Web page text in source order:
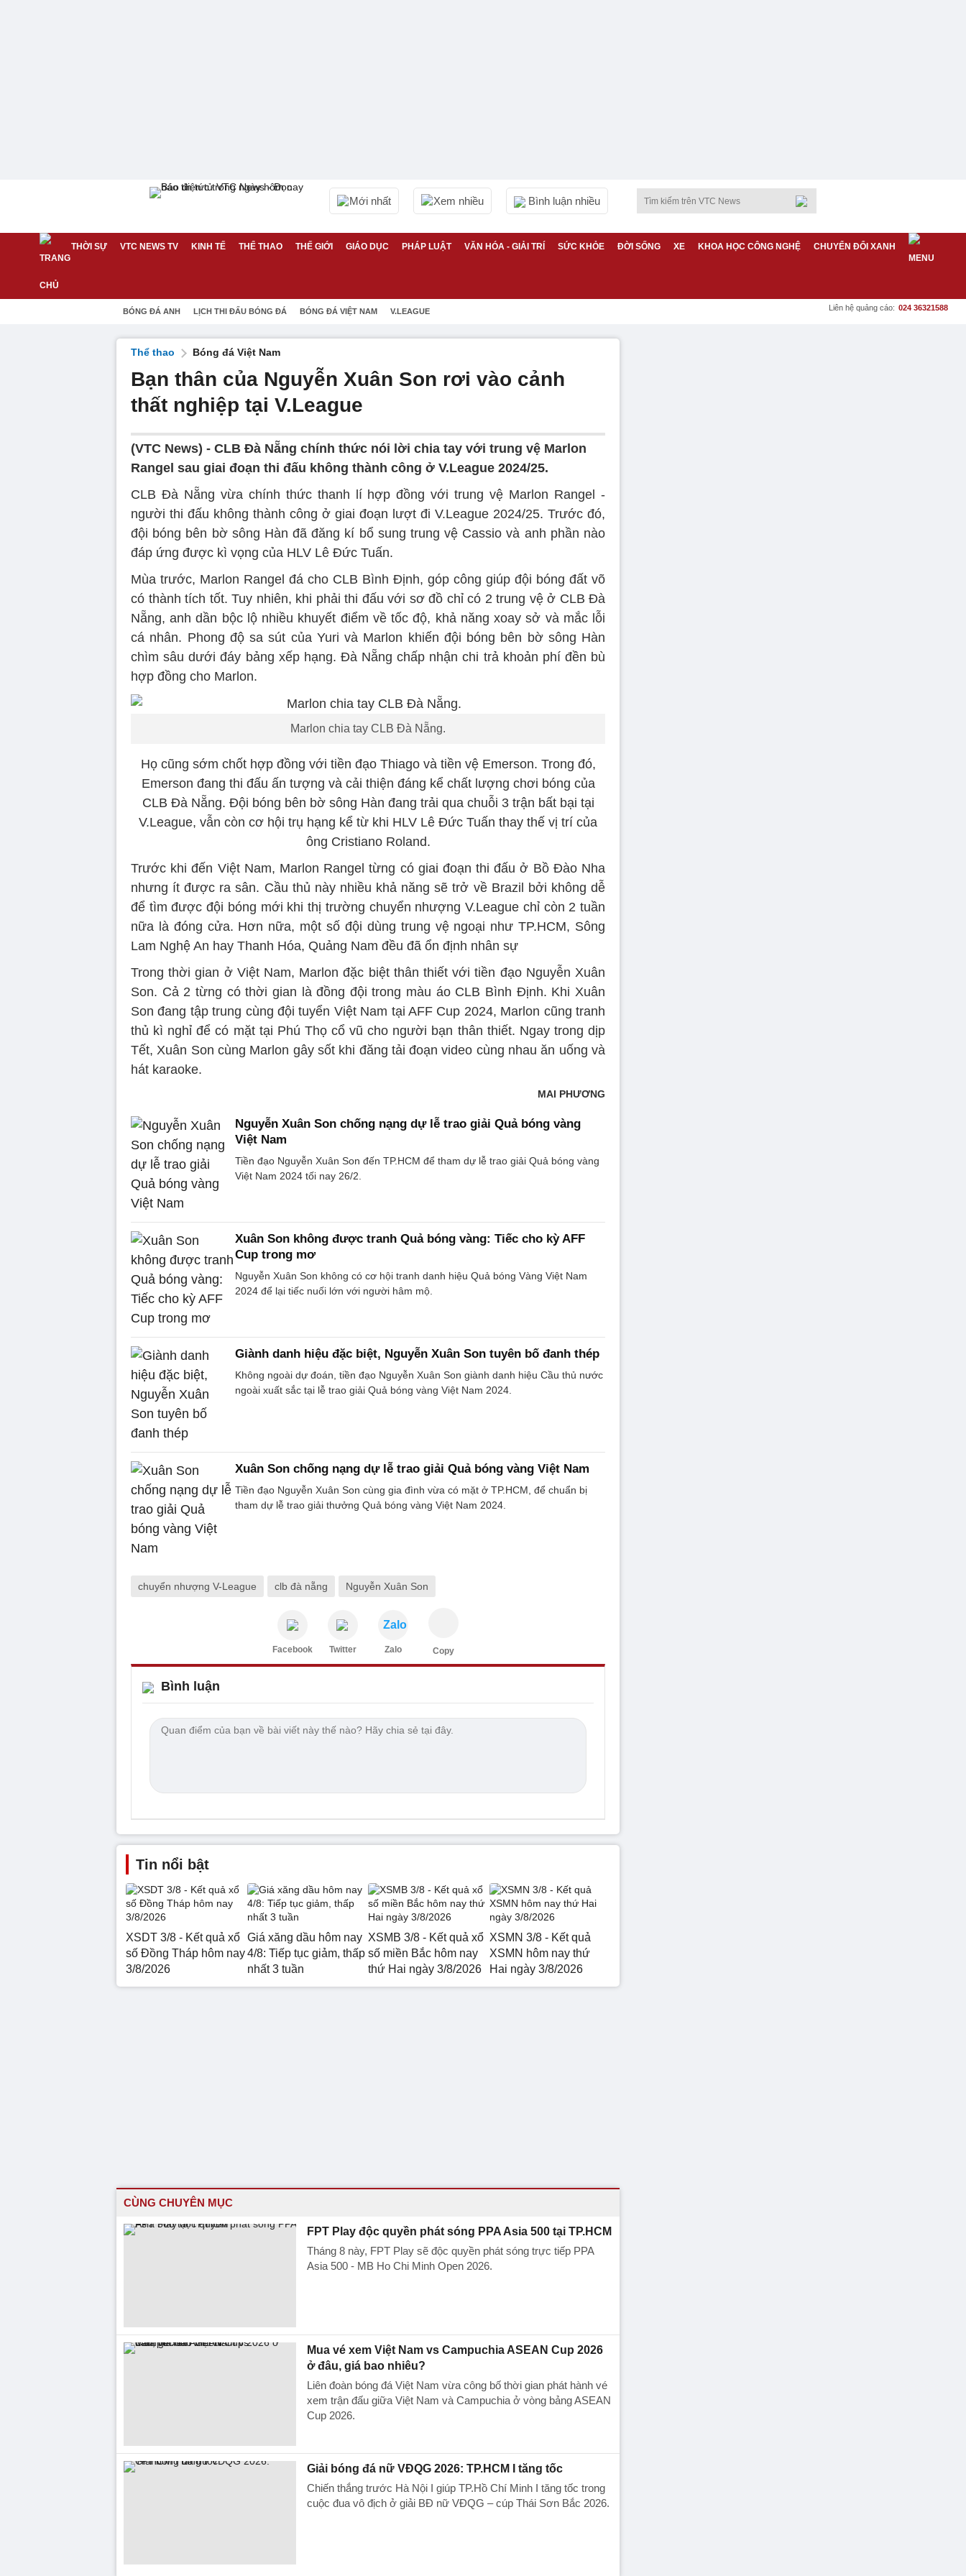
Mới nhất Xem nhiều Bình luận nhiều
THỜI SỰ VTC NEWS TV KINH TẾ THỂ THAO THẾ GIỚI GIÁO DỤC PHÁP LUẬT VĂN HÓA - GIẢI TRÍ SỨC KHỎE ĐỜI SỐNG XE KHOA HỌC CÔNG NGHỆ CHUYỂN ĐỔI XANH
BÓNG ĐÁ ANH LỊCH THI ĐẤU BÓNG ĐÁ BÓNG ĐÁ VIỆT NAM V.LEAGUE Liên hệ quảng cáo: 024 36321588
Thể thao Bóng đá Việt Nam
Bạn thân của Nguyễn Xuân Son rơi vào cảnh
thất nghiệp tại V.League
(VTC News) - CLB Đà Nẵng chính thức nói lời chia tay với trung vệ Marlon
Rangel sau giai đoạn thi đấu không thành công ở V.League 2024/25.
CLB Đà Nẵng vừa chính thức thanh lí hợp đồng với trung vệ Marlon Rangel -
người thi đấu không thành công ở giai đoạn lượt đi V.League 2024/25. Trước đó,
đội bóng bên bờ sông Hàn đã đăng kí bổ sung trung vệ Cassio và anh phần nào
đáp ứng được kì vọng của HLV Lê Đức Tuấn.
Mùa trước, Marlon Rangel đá cho CLB Bình Định, góp công giúp đội bóng đất võ
có thành tích tốt. Tuy nhiên, khi phải thi đấu với sơ đồ chỉ có 2 trung vệ ở CLB Đà
Nẵng, anh dần bộc lộ nhiều khuyết điểm về tốc độ, khả năng xoay sở và mắc lỗi
cá nhân. Phong độ sa sút của Yuri và Marlon khiến đội bóng bên bờ sông Hàn
chìm sâu dưới đáy bảng xếp hạng. Đà Nẵng chấp nhận chi trả khoản phí đền bù
hợp đồng cho Marlon.
Marlon chia tay CLB Đà Nẵng.
Họ cũng sớm chốt hợp đồng với tiền đạo Thiago và tiền vệ Emerson. Trong đó,
Emerson đang thi đấu ấn tượng và cải thiện đáng kể chất lượng chơi bóng của
CLB Đà Nẵng. Đội bóng bên bờ sông Hàn đang trải qua chuỗi 3 trận bất bại tại
V.League, vẫn còn cơ hội trụ hạng kể từ khi HLV Lê Đức Tuấn thay thế vị trí của
ông Cristiano Roland.
Trước khi đến Việt Nam, Marlon Rangel từng có giai đoạn thi đấu ở Bồ Đào Nha
nhưng ít được ra sân. Cầu thủ này nhiều khả năng sẽ trở về Brazil bởi không dễ
để tìm được đội bóng mới khi thị trường chuyển nhượng V.League chỉ còn 2 tuần
nữa là đóng cửa. Hơn nữa, một số đội dùng trung vệ ngoại như TP.HCM, Sông
Lam Nghệ An hay Thanh Hóa, Quảng Nam đều đã ổn định nhân sự
Trong thời gian ở Việt Nam, Marlon đặc biệt thân thiết với tiền đạo Nguyễn Xuân
Son. Cả 2 từng có thời gian là đồng đội trong màu áo CLB Bình Định. Khi Xuân
Son đang tập trung cùng đội tuyển Việt Nam tại AFF Cup 2024, Marlon cũng tranh
thủ kì nghỉ để có mặt tại Phú Thọ cổ vũ cho người bạn thân thiết. Ngay trong dịp
Tết, Xuân Son cùng Marlon gây sốt khi đăng tải đoạn video cùng nhau ăn uống và
hát karaoke.
MAI PHƯƠNG
Nguyễn Xuân Son chống nạng dự lễ trao giải Quả bóng vàng
Việt Nam
Tiền đạo Nguyễn Xuân Son đến TP.HCM để tham dự lễ trao giải Quả bóng vàng
Việt Nam 2024 tối nay 26/2.
Xuân Son không được tranh Quả bóng vàng: Tiếc cho kỳ AFF
Cup trong mơ
Nguyễn Xuân Son không có cơ hội tranh danh hiệu Quả bóng Vàng Việt Nam
2024 để lại tiếc nuối lớn với người hâm mộ.
Giành danh hiệu đặc biệt, Nguyễn Xuân Son tuyên bố đanh thép
Không ngoài dự đoán, tiền đạo Nguyễn Xuân Son giành danh hiệu Cầu thủ nước
ngoài xuất sắc tại lễ trao giải Quả bóng vàng Việt Nam 2024.
Xuân Son chống nạng dự lễ trao giải Quả bóng vàng Việt Nam
Tiền đạo Nguyễn Xuân Son cùng gia đình vừa có mặt ở TP.HCM, để chuẩn bị
tham dự lễ trao giải thưởng Quả bóng vàng Việt Nam 2024.
chuyển nhượng V-League clb đà nẵng Nguyễn Xuân Son
Facebook Twitter
Zalo
Zalo Copy
Bình luận
Tin nổi bật
XSDT 3/8 - Kết quả xổ
số Đồng Tháp hôm nay
3/8/2026
Giá xăng dầu hôm nay
4/8: Tiếp tục giảm, thấp
nhất 3 tuần
XSMB 3/8 - Kết quả xổ
số miền Bắc hôm nay
thứ Hai ngày 3/8/2026
XSMN 3/8 - Kết quả
XSMN hôm nay thứ
Hai ngày 3/8/2026
CÙNG CHUYÊN MỤC
FPT Play độc quyền phát sóng PPA Asia 500 tại TP.HCM
Tháng 8 này, FPT Play sẽ độc quyền phát sóng trực tiếp PPA
Asia 500 - MB Ho Chi Minh Open 2026.
Mua vé xem Việt Nam vs Campuchia ASEAN Cup 2026
ở đâu, giá bao nhiêu?
Liên đoàn bóng đá Việt Nam vừa công bố thời gian phát hành vé
xem trận đấu giữa Việt Nam và Campuchia ở vòng bảng ASEAN
Cup 2026.
Giải bóng đá nữ VĐQG 2026: TP.HCM I tăng tốc
Chiến thắng trước Hà Nội I giúp TP.Hồ Chí Minh I tăng tốc trong
cuộc đua vô địch ở giải BĐ nữ VĐQG – cúp Thái Sơn Bắc 2026.